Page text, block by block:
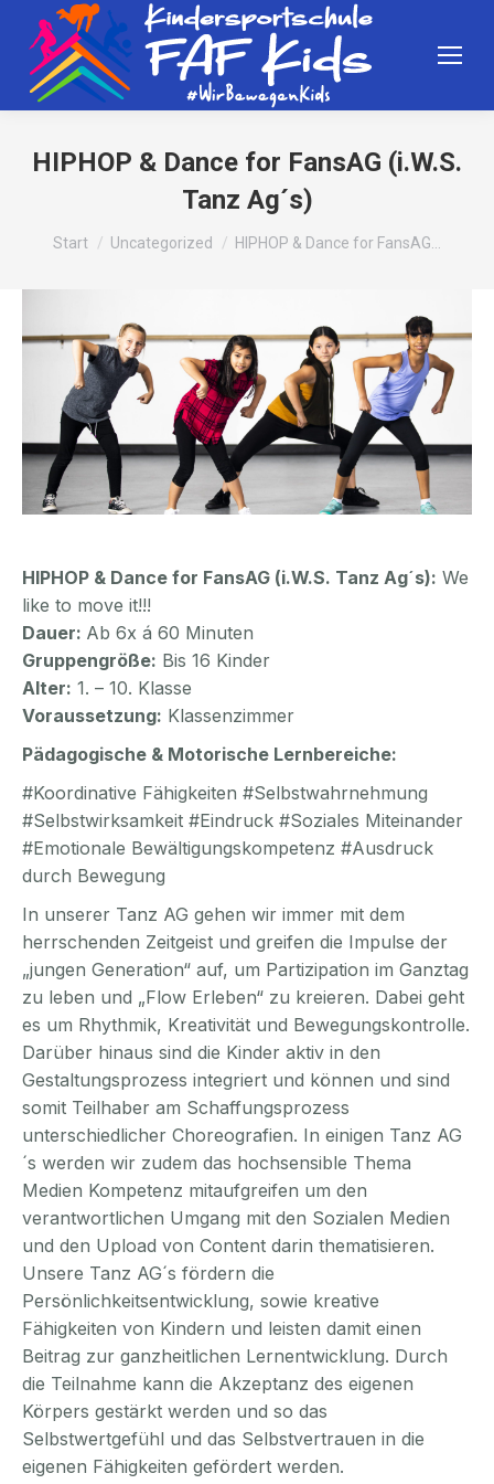
HIPHOP & Dance for FansAG (i.W.S.
Tanz Ag´s)
Sie befinden sich hier:
Start Uncategorized HIPHOP & Dance for FansAG…
HIPHOP & Dance for FansAG (i.W.S. Tanz Ag´s): We
like to move it!!!
Dauer: Ab 6x á 60 Minuten
Gruppengröße: Bis 16 Kinder
Alter: 1. – 10. Klasse
Voraussetzung: Klassenzimmer
Pädagogische & Motorische Lernbereiche:
#Koordinative Fähigkeiten #Selbstwahrnehmung
#Selbstwirksamkeit #Eindruck #Soziales Miteinander
#Emotionale Bewältigungskompetenz #Ausdruck
durch Bewegung
In unserer Tanz AG gehen wir immer mit dem
herrschenden Zeitgeist und greifen die Impulse der
„jungen Generation“ auf, um Partizipation im Ganztag
zu leben und „Flow Erleben“ zu kreieren. Dabei geht
es um Rhythmik, Kreativität und Bewegungskontrolle.
Darüber hinaus sind die Kinder aktiv in den
Gestaltungsprozess integriert und können und sind
somit Teilhaber am Schaffungsprozess
unterschiedlicher Choreografien. In einigen Tanz AG
´s werden wir zudem das hochsensible Thema
Medien Kompetenz mitaufgreifen um den
verantwortlichen Umgang mit den Sozialen Medien
und den Upload von Content darin thematisieren.
Unsere Tanz AG´s fördern die
Persönlichkeitsentwicklung, sowie kreative
Fähigkeiten von Kindern und leisten damit einen
Beitrag zur ganzheitlichen Lernentwicklung. Durch
die Teilnahme kann die Akzeptanz des eigenen
Körpers gestärkt werden und so das
Selbstwertgefühl und das Selbstvertrauen in die
eigenen Fähigkeiten gefördert werden.